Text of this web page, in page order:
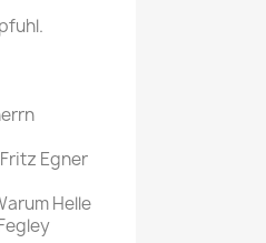
Egner
Helle